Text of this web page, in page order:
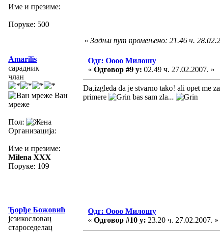
Име и презиме:
Поруке: 500
« Задњи пут промењено: 21.46 ч.
Amarilis
сарадник
члан
Ван
мреже
Пол:
Организација:
Име и презиме:
Milena XXX
Поруке: 109
Одг: Оооо Милошу
« Одговор #9 у: 02.49 ч. 27.02.2007. »
Da,izgleda da je stvarno tako! ali opet me
primere
bas sam zla...
Ђорђе Божовић
језикословац
староседелац
Одг: Оооо Милошу
« Одговор #10 у: 23.20 ч. 27.02.2007. »